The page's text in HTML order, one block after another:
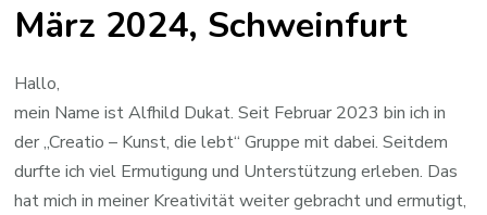
zum
März 2024, Schweinfurt
Hallo,
mein Name ist Alfhild Dukat. Seit Februar 2023 bin ich in
der „Creatio – Kunst, die lebt“ Gruppe mit dabei. Seitdem
durfte ich viel Ermutigung und Unterstützung erleben. Das
hat mich in meiner Kreativität weiter gebracht und ermutigt,